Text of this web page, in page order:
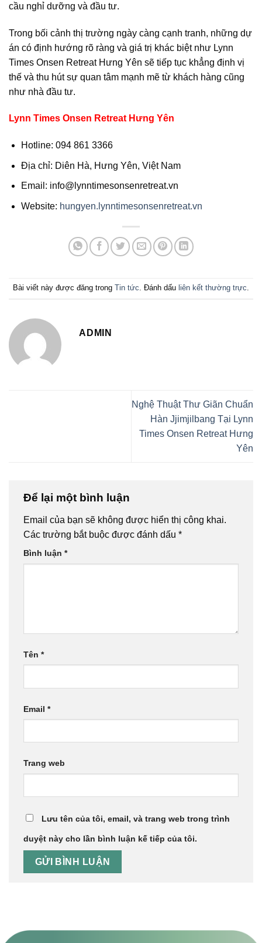
cầu nghỉ dưỡng và đầu tư.
Trong bối cảnh thị trường ngày càng cạnh tranh, những dự
án có định hướng rõ ràng và giá trị khác biệt như Lynn
Times Onsen Retreat Hưng Yên sẽ tiếp tục khẳng định vị
thế và thu hút sự quan tâm mạnh mẽ từ khách hàng cũng
như nhà đầu tư.
Lynn Times Onsen Retreat Hưng Yên
Hotline: 094 861 3366
Địa chỉ: Diên Hà, Hưng Yên, Việt Nam
Email: info@lynntimesonsenretreat.vn
Website: hungyen.lynntimesonsenretreat.vn
Bài viết này được đăng trong Tin tức. Đánh dấu liên kết thường trực.
ADMIN
Nghệ Thuật Thư Giãn Chuẩn
Hàn Jjimjilbang Tại Lynn
Times Onsen Retreat Hưng
Yên
Để lại một bình luận
Email của bạn sẽ không được hiển thị công khai.
Các trường bắt buộc được đánh dấu *
Bình luận *
Tên *
Email *
Trang web
Lưu tên của tôi, email, và trang web trong trình
duyệt này cho lần bình luận kế tiếp của tôi.